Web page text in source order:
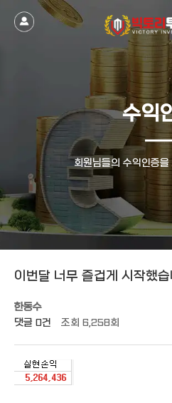
수익
회원님들의 수익인증을
이번달 너무 즐겁게 시작했
한동수
댓글 0건 조회 6,258회